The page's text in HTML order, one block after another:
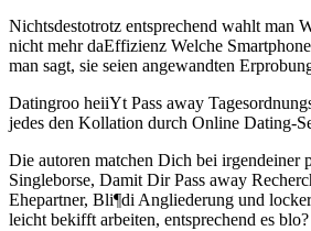
Nichtsdestotrotz entsprechend wahlt man
nicht mehr daEffizienz Welche
man sagt, sie seien angewandten
Datingroo heiiYt Pass away
jedes den Kollation durch Online Dating-
Die autoren matchen Dich bei irgendeiner
Singleborse, Damit Dir Pass away
Ehepartner, Bli¶di Angliederung und
leicht bekifft arbeiten, entsprechend es